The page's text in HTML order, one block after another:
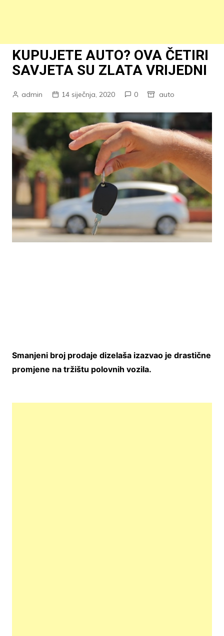
KUPUJETE AUTO? OVA ČETIRI
SAVJETA SU ZLATA VRIJEDNI
admin 14 siječnja, 2020 0 auto
Smanjeni broj prodaje dizelaša izazvao je drastične
promjene na tržištu polovnih vozila.